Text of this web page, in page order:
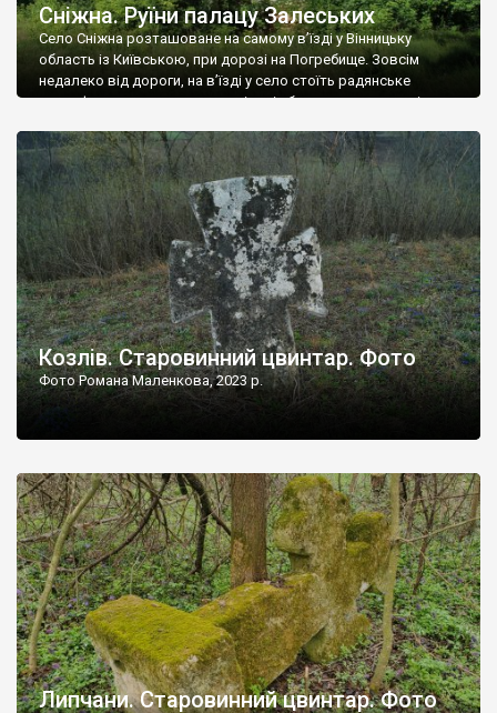
Сніжна. Руїни палацу Залеських
Село Сніжна розташоване на самому в’їзді у Вінницьку
область із Київською, при дорозі на Погребище. Зовсім
недалеко від дороги, на в’їзді у село стоїть радянське
рельєфне пано, яке показує жінку і яблуню, а трохи далі, десь
не видно, але видно дві стареньких колії у траві – […]
Козлів. Старовинний цвинтар. Фото
Фото Романа Маленкова, 2023 р.
Липчани. Старовинний цвинтар. Фото